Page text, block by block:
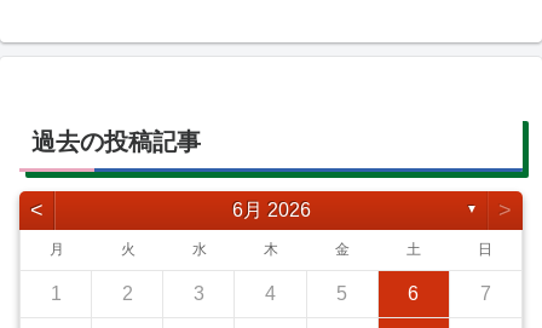
過去の投稿記事
< 6月 2026 ▼ >
月 火 水 木 金 土 日
1 2 3 4 5 6 7